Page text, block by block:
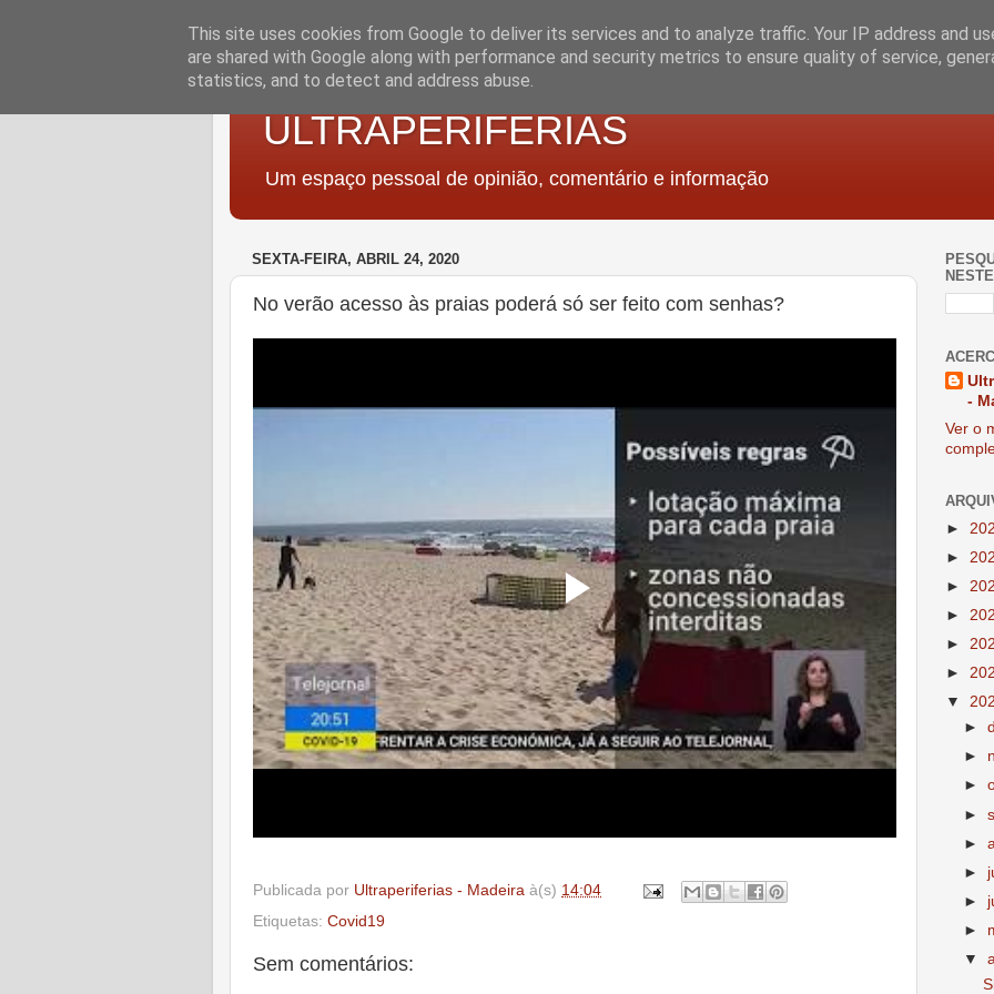
ULTRAPERIFERIAS
Um espaço pessoal de opinião, comentário e informação
SEXTA-FEIRA, ABRIL 24, 2020
No verão acesso às praias poderá só ser feito com senhas?
Publicada por Ultraperiferias - Madeira à(s) 14:04
Etiquetas: Covid19
Sem comentários:
-
Ver o
►
►
►
►
►
►
▼
►
►
►
►
►
►
►
►
▼
This site uses cookies from Google to deliver its services and to analyze traffic. Your IP address and
are shared with Google along with performance and security metrics to ensure quality of service,
statistics, and to detect and address abuse.